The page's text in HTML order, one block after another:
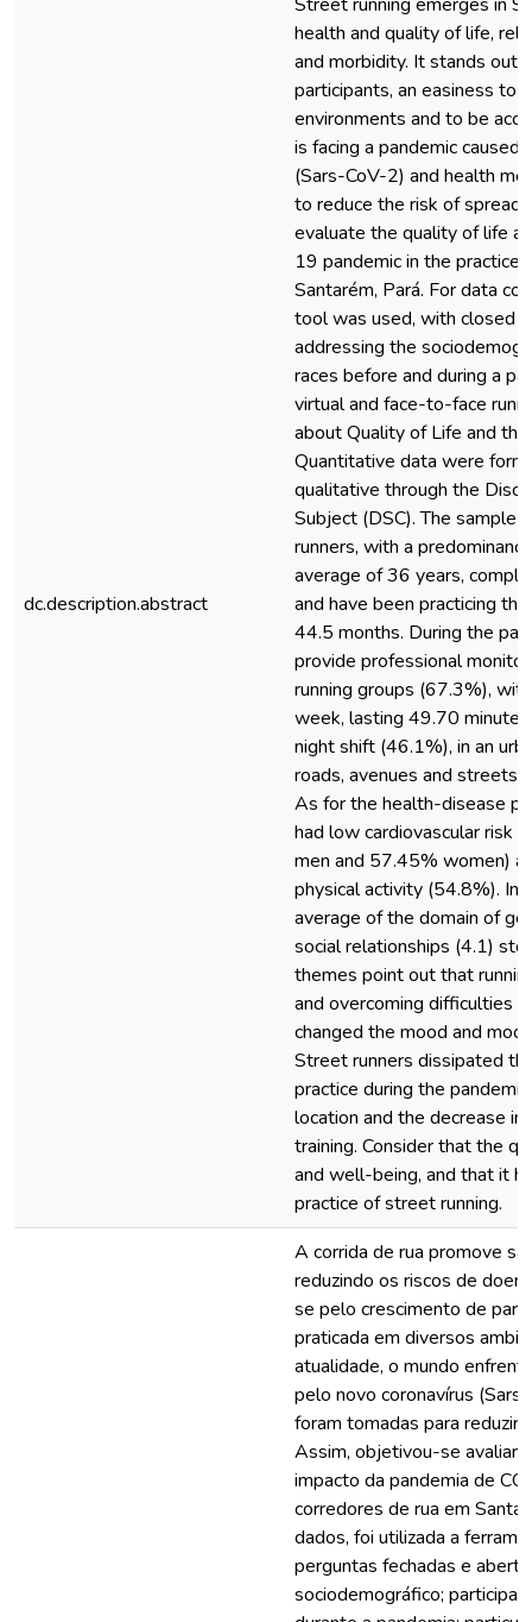
dc.description.abstract
health and quality of life,
and morbidity. It stands out
participants, an easiness to
environments and to be
is facing a pandemic
(Sars-CoV-2) and health
to reduce the risk of
evaluate the quality of life
19 pandemic in the practice
Santarém, Pará. For data
tool was used, with closed
addressing the
races before and during a
virtual and face-to-face
about Quality of Life and
Quantitative data were
qualitative through the
Subject (DSC). The
runners, with a
average of 36 years,
and have been practicing
44.5 months. During the
provide professional
running groups (67.3%),
week, lasting 49.70
night shift (46.1%), in an
roads, avenues and streets
As for the health-disease
had low cardiovascular risk
men and 57.45% women)
physical activity (54.8%).
average of the domain of
social relationships (4.1)
themes point out that
and overcoming difficulties
changed the mood and
Street runners dissipated
practice during the
location and the decrease
training. Consider that the
and well-being, and that it
practice of street running.
A corrida de rua promove
reduzindo os riscos de
se pelo crescimento de
praticada em diversos
atualidade, o mundo
pelo novo coronavírus
foram tomadas para reduzir
Assim, objetivou-se avaliar
impacto da pandemia de
corredores de rua em
dados, foi utilizada a
perguntas fechadas e
sociodemográfico;